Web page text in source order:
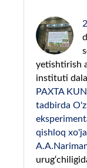
yetishtirish
instituti
PAXTA
tadbirda
qishloq